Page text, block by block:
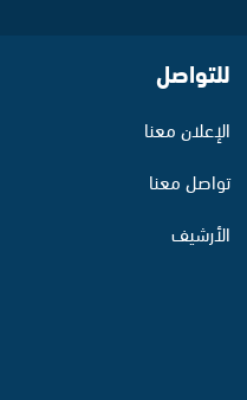
للتواصل
الإعلان معنا
تواصل معنا
الأرشيف